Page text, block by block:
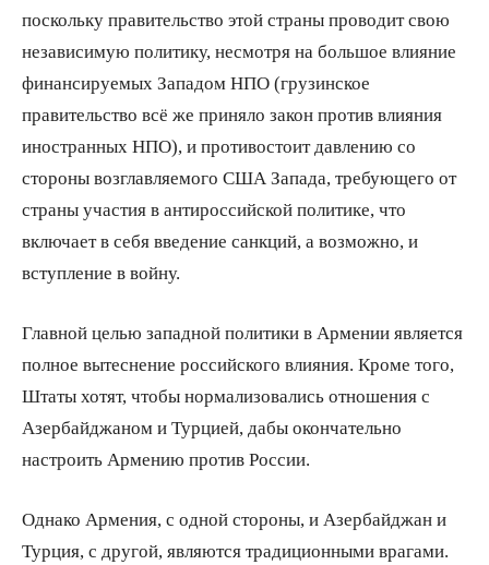
поскольку правительство этой страны проводит свою
независимую политику, несмотря на большое влияние
финансируемых Западом НПО (грузинское
правительство всё же приняло закон против влияния
иностранных НПО), и противостоит давлению со
стороны возглавляемого США Запада, требующего от
страны участия в антироссийской политике, что
включает в себя введение санкций, а возможно, и
вступление в войну.
Главной целью западной политики в Армении является
полное вытеснение российского влияния. Кроме того,
Штаты хотят, чтобы нормализовались отношения с
Азербайджаном и Турцией, дабы окончательно
настроить Армению против России.
Однако Армения, с одной стороны, и Азербайджан и
Турция, с другой, являются традиционными врагами.